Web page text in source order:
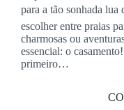
para a tão sonhada
escolher entre praias
charmosas ou
essencial: o
primeiro…